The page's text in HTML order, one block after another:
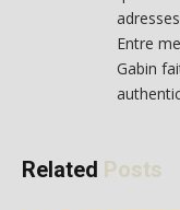
Entre
Gabin
Related Posts